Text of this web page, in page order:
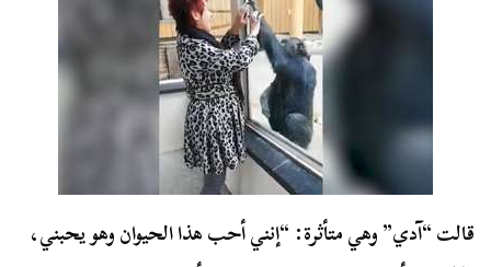
قالت “آدي” وهي متأثرة: “إنني أحب هذا الحيوان وهو يحبني،